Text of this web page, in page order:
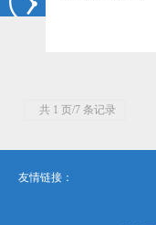
共 1 页/7 条记录
友情链接：